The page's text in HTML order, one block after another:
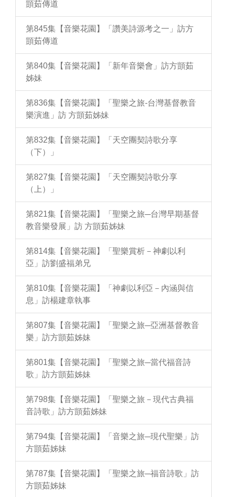
顗茹傳道
第845集【音樂花園】「讚美詩源考之一」訪方
顗茹傳道
第840集【音樂花園】「新年音樂會」訪方顗茹
姊妹
第836集【音樂花園】「聖樂之旅-台灣基督教音
樂演進」訪 方顗茹姊妹
第832集【音樂花園】「天空團契詩歌分享
（下）」
第827集【音樂花園】「天空團契詩歌分享
（上）」
第821集【音樂花園】「聖樂之旅─台灣早期基督
教音樂發展」訪 方顗茹姊妹
第814集【音樂花園】「聖樂賞析－神劇以利
亞」訪劉盛福弟兄
第810集【音樂花園】「神劇以利亞－內涵與信
息」訪楊建章執事
第807集【音樂花園】「聖樂之旅─亞洲基督教音
樂」訪方顗茹姊妹
第801集【音樂花園】「聖樂之旅─當代福音詩
歌」訪方顗茹姊妹
第798集【音樂花園】「聖樂之旅－現代古典福
音詩歌」訪方顗茹姊妹
第794集【音樂花園】「音樂之旅─現代聖樂」訪
方顗茹姊妹
第787集【音樂花園】「聖樂之旅─福音詩歌」訪
方顗茹姊妹